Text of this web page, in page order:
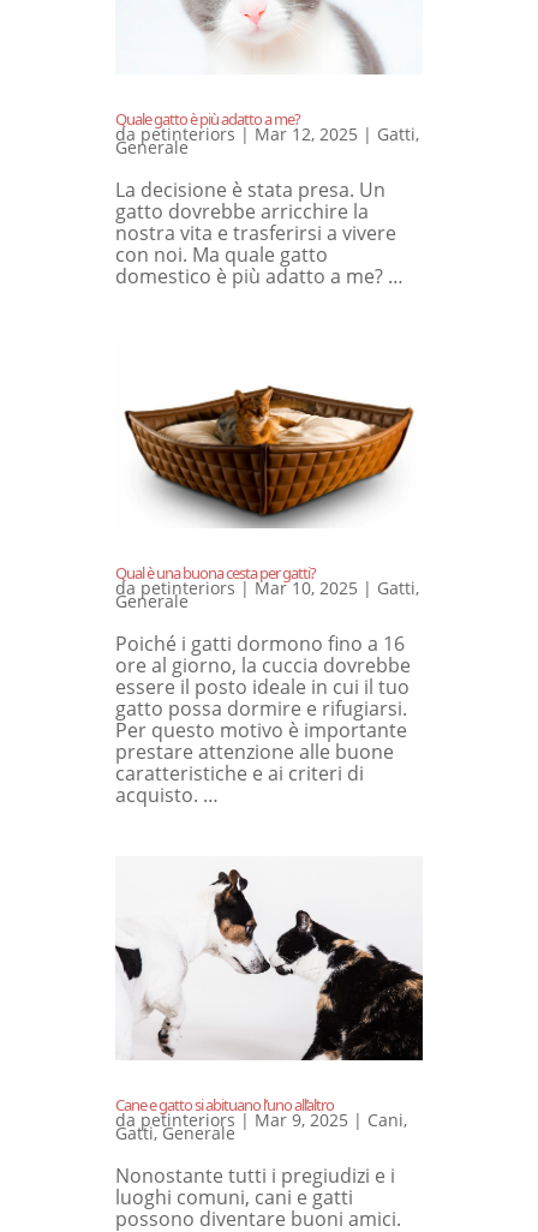
Quale gatto è più adatto a me?
da petinteriors | Mar 12, 2025 | Gatti,
Generale
La decisione è stata presa. Un
gatto dovrebbe arricchire la
nostra vita e trasferirsi a vivere
con noi. Ma quale gatto
domestico è più adatto a me? …
Qual è una buona cesta per gatti?
da petinteriors | Mar 10, 2025 | Gatti,
Generale
Poiché i gatti dormono fino a 16
ore al giorno, la cuccia dovrebbe
essere il posto ideale in cui il tuo
gatto possa dormire e rifugiarsi.
Per questo motivo è importante
prestare attenzione alle buone
caratteristiche e ai criteri di
acquisto. …
Cane e gatto si abituano l’uno all’altro
da petinteriors | Mar 9, 2025 | Cani,
Gatti,Generale
Nonostante tutti i pregiudizi e i
luoghi comuni, cani e gatti
possono diventare buoni amici.